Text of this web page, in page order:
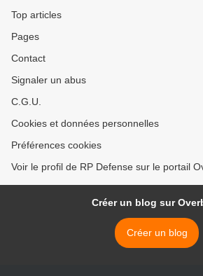
Top articles
Pages
Contact
Signaler un abus
C.G.U.
Cookies et données personnelles
Préférences cookies
Voir le profil de RP Defense sur le portail
Créer un blog sur
Créer un blog